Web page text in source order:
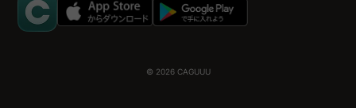
© 2026 CAGUUU